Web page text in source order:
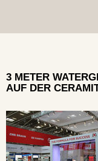
3 METER
AUF DER